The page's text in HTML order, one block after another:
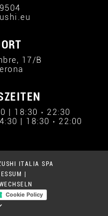
17/B
| 18:30 › 22:30
| 18:30 › 22:00
ITALIA SPA
Cookie Policy